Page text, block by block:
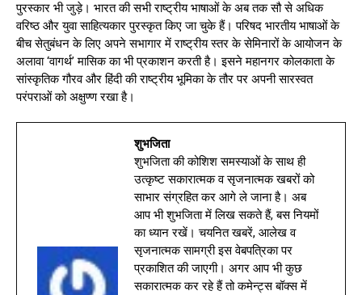
पुरस्कार भी जुड़े। भारत की सभी राष्ट्रीय भाषाओं के अब तक सौ से अधिक
वरिष्ठ और युवा साहित्यकार पुरस्कृत किए जा चुके हैं। परिषद भारतीय भाषाओं के
बीच सेतुबंधन के लिए अपने सभागार में राष्ट्रीय स्तर के सेमिनारों के आयोजन के
अलावा ‘वागर्थ’ मासिक का भी प्रकाशन करती है। इसने महानगर कोलकाता के
सांस्कृतिक गौरव और हिंदी की राष्ट्रीय भूमिका के तौर पर अपनी सारस्वत
परंपराओं को अक्षुण्ण रखा है।
शुभजिता
शुभजिता की कोशिश समस्याओं के साथ ही
उत्कृष्ट सकारात्मक व सृजनात्मक खबरों को
साभार संग्रहित कर आगे ले जाना है। अब
आप भी शुभजिता में लिख सकते हैं, बस नियमों
का ध्यान रखें। चयनित खबरें, आलेख व
सृजनात्मक सामग्री इस वेबपत्रिका पर
प्रकाशित की जाएगी। अगर आप भी कुछ
सकारात्मक कर रहे हैं तो कमेन्ट्स बॉक्स में